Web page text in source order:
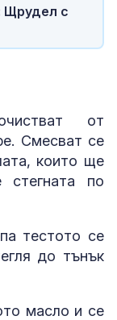
Щрудел с
от
Смесват се
които ще
стегната по
тестото се
до тънък
масло и се